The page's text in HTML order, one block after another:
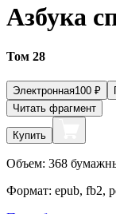
Азбука
Том 28
Электронная100 ₽
Читать фрагмент
Купить
Объем: 368
Формат: epub, fb2,